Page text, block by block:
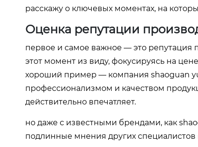
расскажу о ключевых моментах, на
Оценка репутации
первое и самое важное — это репутация
этот момент из виду, фокусируясь на
хороший пример — компания shaoguan
профессионализмом и качеством
действительно впечатляет.
но даже с известными брендами, как
подлинные мнения других